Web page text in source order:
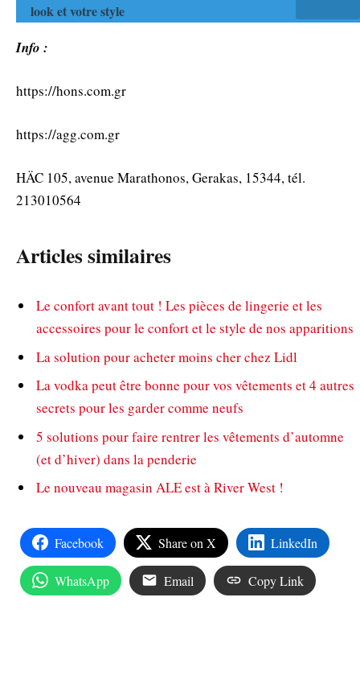
look et votre style
Info :
https://hons.com.gr
https://agg.com.gr
HÄC 105, avenue Marathonos, Gerakas, 15344, tél.
213010564
Articles similaires
Le confort avant tout ! Les pièces de lingerie et les
accessoires pour le confort et le style de nos apparitions
La solution pour acheter moins cher chez Lidl
La vodka peut être bonne pour vos vêtements et 4 autres
secrets pour les garder comme neufs
5 solutions pour faire rentrer les vêtements d’automne
(et d’hiver) dans la penderie
Le nouveau magasin ALE est à River West !
Facebook Share on X LinkedIn
WhatsApp Email Copy Link